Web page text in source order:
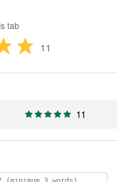
tab
11
11